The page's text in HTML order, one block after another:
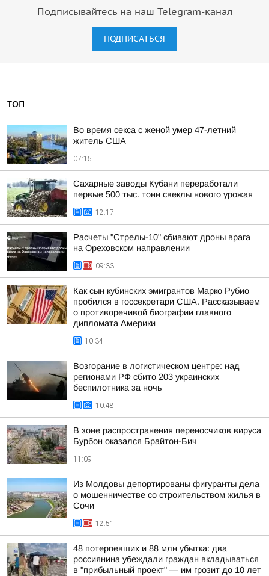
Подписывайтесь на наш Telegram-канал
ПОДПИСАТЬСЯ
ТОП
Во время секса с женой умер 47-летний
житель США
07:15
Сахарные заводы Кубани переработали
первые 500 тыс. тонн свеклы нового урожая
12:17
Расчеты "Стрелы-10" сбивают дроны врага
на Ореховском направлении
09:33
Как сын кубинских эмигрантов Марко Рубио
пробился в госсекретари США. Рассказываем
о противоречивой биографии главного
дипломата Америки
10:34
Возгорание в логистическом центре: над
регионами РФ сбито 203 украинских
беспилотника за ночь
10:48
В зоне распространения переносчиков вируса
Бурбон оказался Брайтон-Бич
11:09
Из Молдовы депортированы фигуранты дела
о мошенничестве со строительством жилья в
Сочи
12:51
48 потерпевших и 88 млн убытка: два
россиянина убеждали граждан вкладываться
в "прибыльный проект" — им грозит до 10 лет